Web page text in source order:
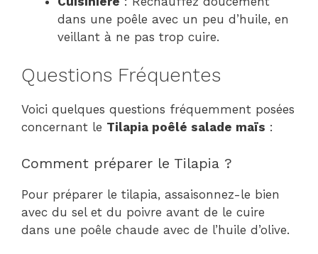
dans une poêle avec un peu d’huile, en
veillant à ne pas trop cuire.
Questions Fréquentes
Voici quelques questions fréquemment posées
concernant le Tilapia poêlé salade maïs :
Comment préparer le Tilapia ?
Pour préparer le tilapia, assaisonnez-le bien
avec du sel et du poivre avant de le cuire
dans une poêle chaude avec de l’huile d’olive.